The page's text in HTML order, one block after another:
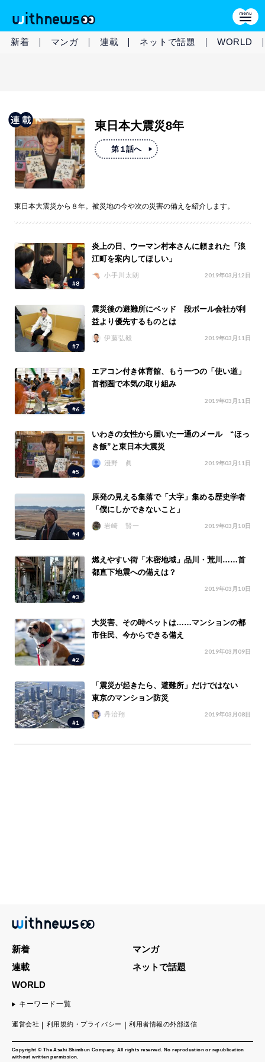
新着 マンガ 連載 ネットで話題 WORLD
東日本大震災8年
第１話へ
東日本大震災から８年。被災地の今や次の災害の備えを紹介します。
#8
炎上の日、ウーマン村本さんに頼まれた「浪
江町を案内してほしい」
小手川太朗 2019年03月12日
#7
震災後の避難所にベッド 段ボール会社が利
益より優先するものとは
伊藤弘毅 2019年03月11日
#6
エアコン付き体育館、もう一つの「使い道」
首都圏で本気の取り組み
2019年03月11日
#5
いわきの女性から届いた一通のメール “ほっ
き飯”と東日本大震災
淺野 眞 2019年03月11日
#4
原発の見える集落で「大字」集める歴史学者
「僕にしかできないこと」
岩崎 賢一 2019年03月10日
#3
燃えやすい街「木密地域」品川・荒川……首
都直下地震への備えは？
2019年03月10日
#2
大災害、その時ペットは……マンションの都
市住民、今からできる備え
2019年03月09日
#1
「震災が起きたら、避難所」だけではない
東京のマンション防災
丹治翔 2019年03月08日
Copyright © The Asahi Shimbun Company. All rights reserved. No reproduction or republication
without written permission.
新着
マンガ
連載
ネットで話題
WORLD
キーワード一覧
運営会社 利用規約・プライバシー 利用者情報の外部送信